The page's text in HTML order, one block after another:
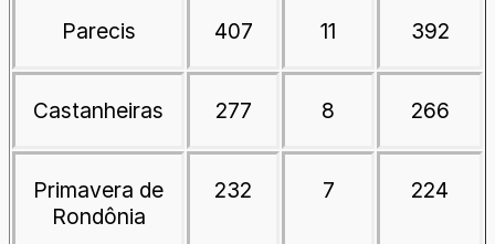
Parecis 407 11 392
Castanheiras 277 8 266
Primavera de
Rondônia
232 7 224